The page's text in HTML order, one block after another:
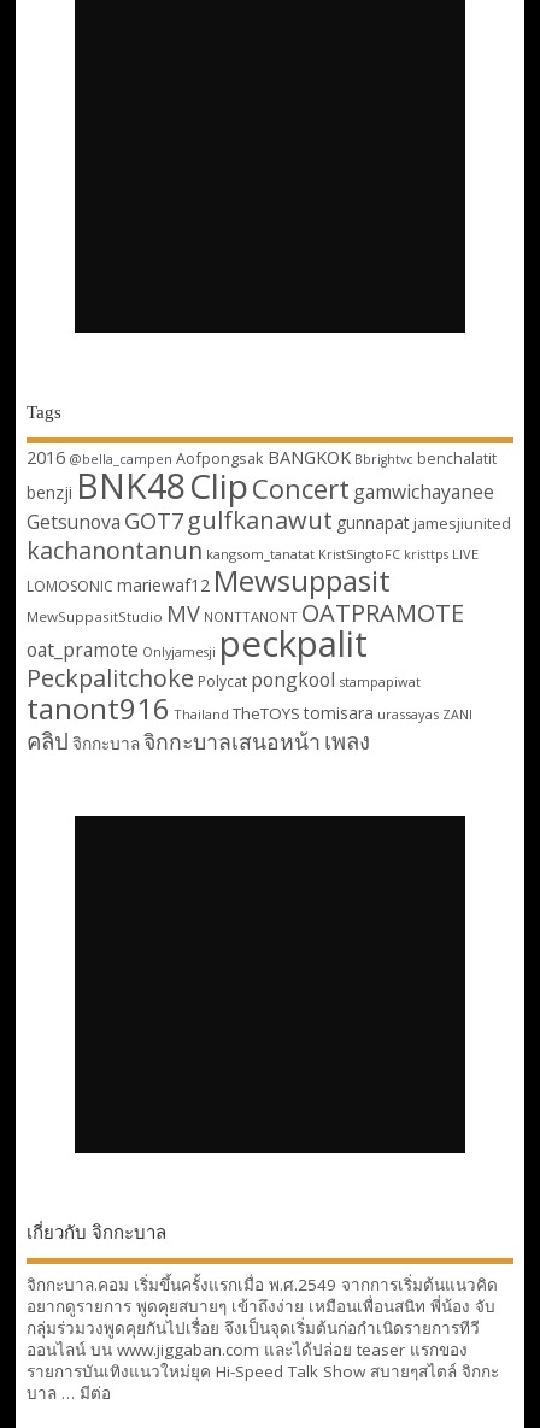
Tags
2016 @bella_campen Aofpongsak BANGKOK Bbrightvc benchalatit
benzji BNK48ClipConcert gamwichayanee
Getsunova GOT7gulfkanawut gunnapat jamesjiunited
kachanontanun kangsom_tanatat KristSingtoFC kristtps LIVE
LOMOSONIC mariewaf12 Mewsuppasit
MewSuppasitStudio MV NONTTANONT OATPRAMOTE
oat_pramote Onlyjamesji peckpalit
Peckpalitchoke Polycat pongkool stampapiwat
tanont916 Thailand TheTOYS tomisara urassayas ZANI
คลิป จิกกะบาลจิกกะบาลเสนอหน้า เพลง
เกี่ยวกับ จิกกะบาล
จิกกะบาล.คอม เริ่มขึ้นครั้งแรกเมื่อ พ.ศ.2549 จากการเริ่มต้นแนวคิด
อยากดูรายการ พูดคุยสบายๆ เข้าถึงง่าย เหมือนเพื่อนสนิท พี่น้อง จับ
กลุ่มร่วมวงพูดคุยกันไปเรื่อย จึงเป็นจุดเริ่มต้นก่อกำเนิดรายการทีวี
ออนไลน์ บน www.jiggaban.com และได้ปล่อย teaser แรกของ
รายการบันเทิงแนวใหม่ยุค Hi-Speed Talk Show สบายๆสไตล์ จิกกะ
บาล … มีต่อ